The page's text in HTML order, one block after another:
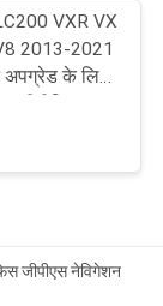
VXR VX
2013-2021
अपग्रेड के लिए
वायरलेस
के साथ
जीपीएस नेविगेशन